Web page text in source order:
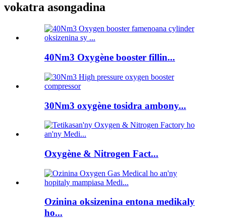
vokatra asongadina
40Nm3 Oxygène booster fillin...
30Nm3 oxygène tosidra ambony...
Oxygène & Nitrogen Fact...
Ozinina oksizenina entona medikaly
ho...